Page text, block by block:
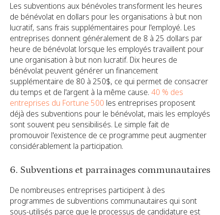
Les subventions aux bénévoles transforment les heures
de bénévolat en dollars pour les organisations à but non
lucratif, sans frais supplémentaires pour l'employé. Les
entreprises donnent généralement de 8 à 25 dollars par
heure de bénévolat lorsque les employés travaillent pour
une organisation à but non lucratif. Dix heures de
bénévolat peuvent générer un financement
supplémentaire de 80 à 250$, ce qui permet de consacrer
du temps et de l'argent à la même cause. 40 % des
entreprises du Fortune 500 les entreprises proposent
déjà des subventions pour le bénévolat, mais les employés
sont souvent peu sensibilisés. Le simple fait de
promouvoir l'existence de ce programme peut augmenter
considérablement la participation.
6. Subventions et parrainages communautaires
De nombreuses entreprises participent à des
programmes de subventions communautaires qui sont
sous-utilisés parce que le processus de candidature est